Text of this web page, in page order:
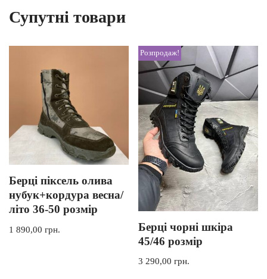
Супутні товари
Берці піксель олива
нубук+кордура весна/
літо 36-50 розмір
1 890,00 грн.
Розпродаж!
Берці чорні шкіра
45/46 розмір
3 290,00грн.